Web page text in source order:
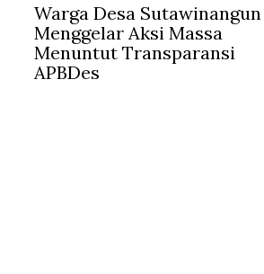
Warga Desa Sutawinangun
Menggelar Aksi Massa
Menuntut Transparansi
APBDes